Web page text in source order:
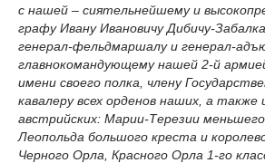
с нашей – сиятельнейшему и
графу Ивану Ивановичу Дибичу-
генерал-фельдмаршалу и генерал-
главнокомандующему нашей 2-й
имени своего полка, члену
кавалеру всех орденов наших, а также
австрийских: Марии-Терезии
Леопольда большого креста и
Черного Орла, Красного Орла 1-го